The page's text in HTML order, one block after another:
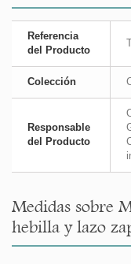
Referencia
del Producto
Colección
Responsable
del Producto
Medidas sobre
hebilla y lazo